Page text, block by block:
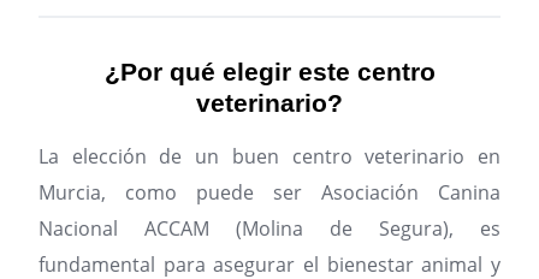
¿Por qué elegir este centro
veterinario?
La elección de un buen centro veterinario en
Murcia, como puede ser Asociación Canina
Nacional ACCAM (Molina de Segura), es
fundamental para asegurar el bienestar animal y